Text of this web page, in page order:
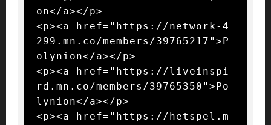
on</a></p>
<p><a href="https://network-4
299.mn.co/members/39765217">P
olynion</a></p>
<p><a href="https://liveinspi
rd.mn.co/members/39765350">Po
lynion</a></p>
<p><a href="https://hetspel.m